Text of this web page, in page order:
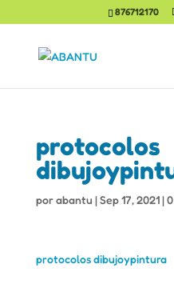
876712170
protocolos
porabantu |Sep 17, 2021|
protocolos dibujoypintura